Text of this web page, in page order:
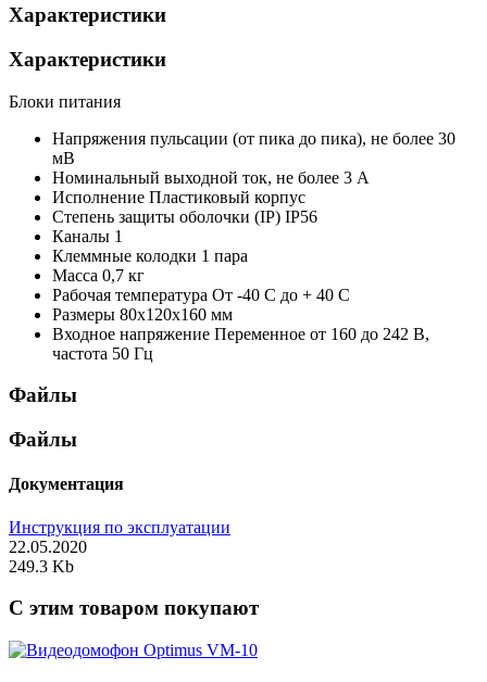
Характеристики
Характеристики
Блоки питания
Напряжения пульсации (от пика до пика), не более 30
мВ
Номинальный выходной ток, не более 3 А
Исполнение Пластиковый корпус
Степень защиты оболочки (IP) IP56
Каналы 1
Клеммные колодки 1 пара
Масса 0,7 кг
Рабочая температура От -40 С до + 40 С
Размеры 80х120х160 мм
Входное напряжение Переменное от 160 до 242 В,
частота 50 Гц
Файлы
Файлы
Документация
Инструкция по эксплуатации
22.05.2020
249.3 Kb
C этим товаром покупают